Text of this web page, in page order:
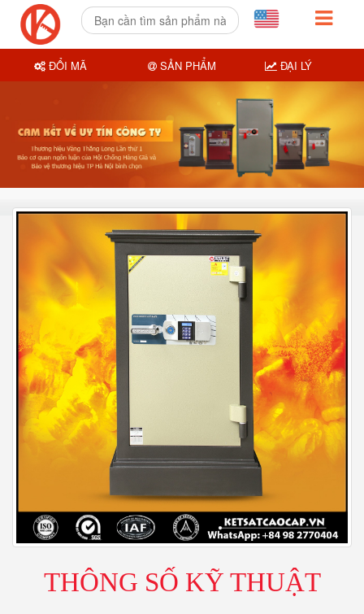
THÔNG SỐ KỸ THUẬT
ĐỔI MÃ SẢN PHẨM ĐẠI LÝ